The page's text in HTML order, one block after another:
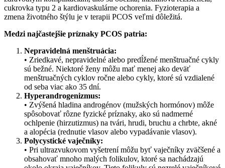
cukrovka typu 2 a kardiovaskulárne ochorenia. Fyzioterapia a
zmena životného štýlu je v terapii PCOS veľmi dôležitá.
Medzi najčastejšie príznaky PCOS patria:
Nepravidelná menštruácia:
• Zriedkavé, nepravidelné alebo predĺžené menštruačné cykly
sú bežné. Niektoré ženy môžu mať menej ako deväť
menštruačných cyklov ročne alebo cykly, ktoré sú vzdialené
od seba viac ako 35 dní.
Hyperandrogenizmus:
• Zvýšená hladina androgénov (mužských hormónov) môže
spôsobovať rôzne fyzické príznaky, ako sú nadmerné
ochlpenie (hirzutizmus) na tvári, hrudi, bruchu a chrbte, akné
a alopécia (rednutie vlasov alebo vypadávanie vlasov).
Polycystické vaječníky:
• Pri ultrazvukovom vyšetrení môžu byť vaječníky zväčšené a
obsahovať mnoho malých folikulov, ktoré sa nachádzajú